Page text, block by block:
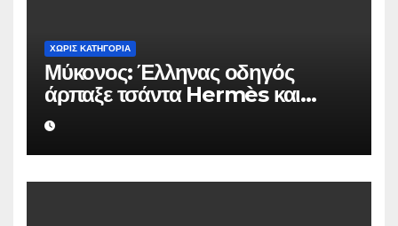
ΧΩΡΊΣ ΚΑΤΗΓΟΡΊΑ
Μύκονος: Έλληνας οδηγός
άρπαξε τσάντα Hermès και
Rolex αξίας 75.000 ευρώ από
Ουκρανό τουρίστα